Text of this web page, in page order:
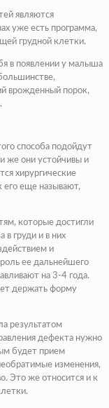
являются
уже есть программа,
грудной клетки.
в появлении у малыша
врожденный порок,
способа подойдут
же они устойчивы и
хирургические
его еще называют,
которые достигли
в груди и в них
и
ее дальнейшего
на 3-4 года.
держать форму
результатом
дефекта нужно
будет прием
изменения,
Это же относится и к
.